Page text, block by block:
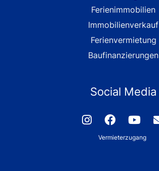
Ferienimmobilien
Immobilienverkauf
Ferienvermietung
Baufinanzierungen
Social Media
Vermieterzugang